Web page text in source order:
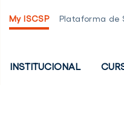
My ISCSP Plataforma de
PÁGINA
INSTITUCIONAL